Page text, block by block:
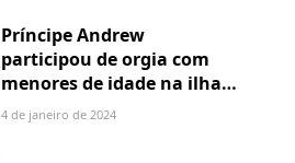
Príncipe Andrew
participou de orgia com
menores de idade na ilha
de Jeffrey Epstein, chefe de
4 de janeiro de 2024